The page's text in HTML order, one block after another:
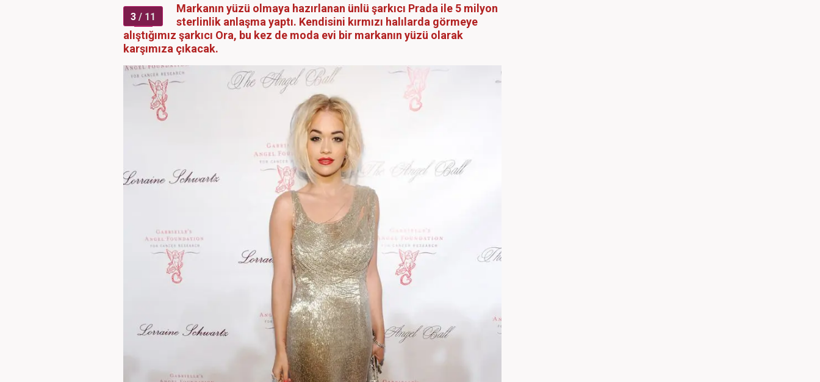
3 / 11
Markanın yüzü olmaya hazırlanan ünlü şarkıcı Prada ile 5 milyon
sterlinlik anlaşma yaptı. Kendisini kırmızı halılarda görmeye
alıştığımız şarkıcı Ora, bu kez de moda evi bir markanın yüzü olarak
karşımıza çıkacak.